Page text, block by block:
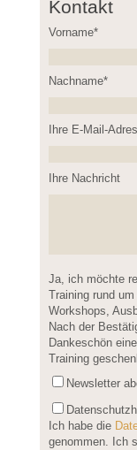
Kontakt
Vorname*
Nachname*
Please leave
Ihre E-Mail-
Ihre Nachricht
Please leave
Ja, ich möchte
Training rund
Workshops,
Nach der
Dankeschön eine
Training
Newsletter
Ich habe die
genommen. Ich